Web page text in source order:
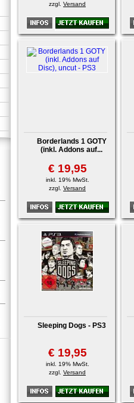
zzgl. Versand
Borderlands 1 GOTY
(inkl. Addons auf...
€ 19,95
inkl. 19% MwSt.
zzgl. Versand
Sleeping Dogs - PS3
€ 19,95
inkl. 19% MwSt.
zzgl. Versand